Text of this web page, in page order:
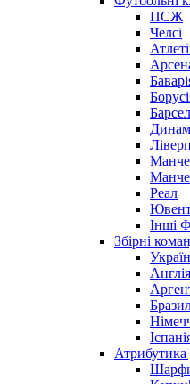
ПСЖ
Челсі
Реал
Інші
Збірні
Англія
Атрибутика